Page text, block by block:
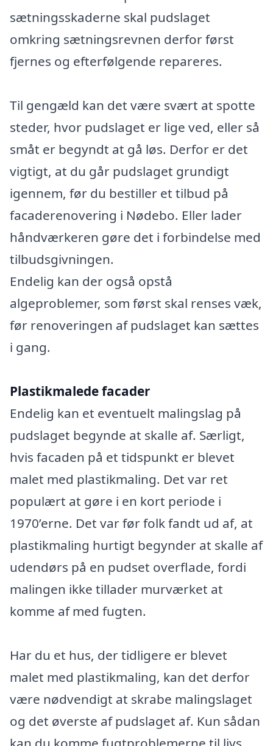
sætningsskaderne skal pudslaget
omkring sætningsrevnen derfor først
fjernes og efterfølgende repareres.
Til gengæld kan det være svært at spotte
steder, hvor pudslaget er lige ved, eller så
småt er begyndt at gå løs. Derfor er det
vigtigt, at du går pudslaget grundigt
igennem, før du bestiller et tilbud på
facaderenovering i Nødebo. Eller lader
håndværkeren gøre det i forbindelse med
tilbudsgivningen.
Endelig kan der også opstå
algeproblemer, som først skal renses væk,
før renoveringen af pudslaget kan sættes
i gang.
Plastikmalede facader
Endelig kan et eventuelt malingslag på
pudslaget begynde at skalle af. Særligt,
hvis facaden på et tidspunkt er blevet
malet med plastikmaling. Det var ret
populært at gøre i en kort periode i
1970’erne. Det var før folk fandt ud af, at
plastikmaling hurtigt begynder at skalle af
udendørs på en pudset overflade, fordi
malingen ikke tillader murværket at
komme af med fugten.
Har du et hus, der tidligere er blevet
malet med plastikmaling, kan det derfor
være nødvendigt at skrabe malingslaget
og det øverste af pudslaget af. Kun sådan